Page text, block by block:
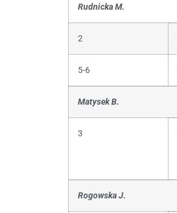
Rudnicka M.
2
5-6
Matysek B.
3
Rogowska J.